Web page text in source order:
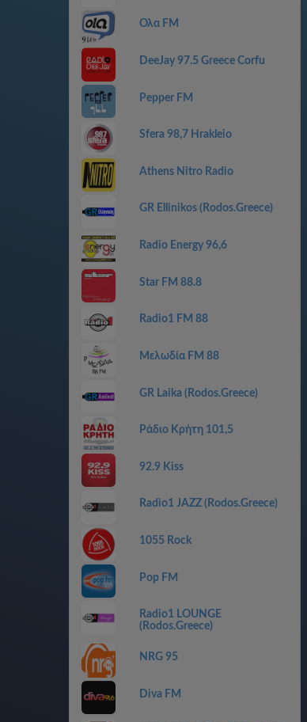
Ολα FM
DeeJay 97.5 Greece Corfu
Pepper FM
Sfera 98,7 Hrakleio
Athens Nitro Radio
GR Ellinikos (Rodos.Greece)
Radio Energy 96,6
Star FM 88.8
Radio1 FM 88
Μελωδία FM 88
GR Laika (Rodos.Greece)
Ράδιο Κρήτη 101,5
92.9 Kiss
Radio1 JAZZ (Rodos.Greece)
1055 Rock
Pop FM
Radio1 LOUNGE
(Rodos.Greece)
NRG 95
Diva FM